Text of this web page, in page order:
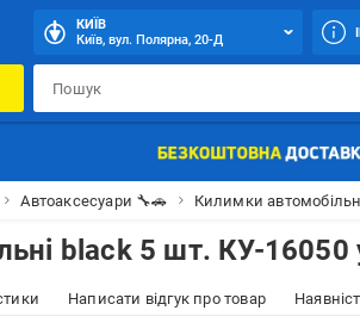
КИЇВ
Київ, вул. Полярна, 20-Д
Автоаксесуари 🔧🚗 Килимки
black 5 шт. КУ-16050
Написати відгук про товар